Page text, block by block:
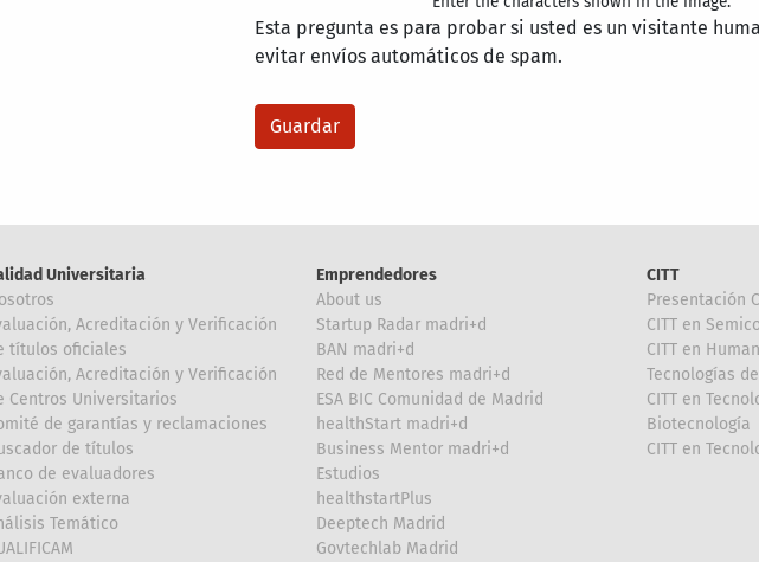
Esta pregunta es para probar si usted es un visitante
evitar envíos automáticos de spam.
Universitaria
Acreditación y Verificación
títulos oficiales
Acreditación y Verificación
Centros Universitarios
de garantías y reclamaciones
de títulos
de evaluadores
externa
Temático
Emprendedores
About us
Startup Radar madri+d
BAN madri+d
Red de Mentores madri+d
ESA BIC Comunidad de Madrid
healthStart madri+d
Business Mentor madri+d
Estudios
healthstartPlus
Deeptech Madrid
Govtechlab Madrid
CITT
Presentación
CITT en
CITT en
Tecnologías
CITT en
Biotecnología
CITT en